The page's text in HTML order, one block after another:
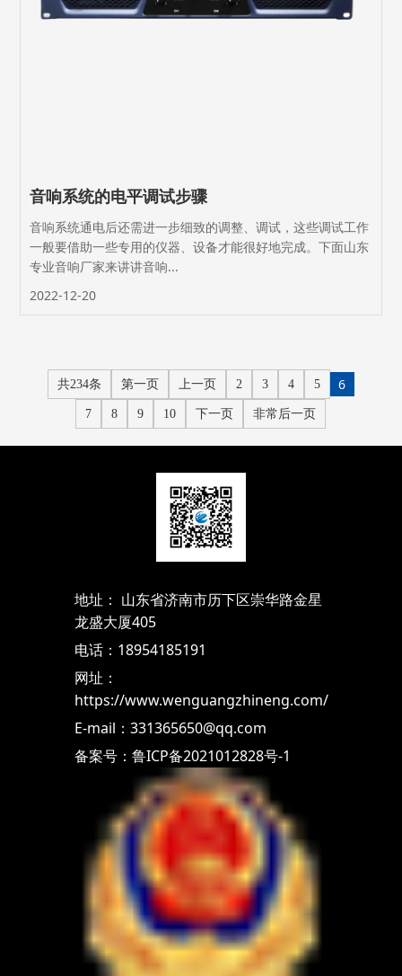
音响系统的电平调试步骤
音响系统通电后还需进一步细致的调整、调试，这些调试工作
一般要借助一些专用的仪器、设备才能很好地完成。下面山东
专业音响厂家来讲讲音响...
2022-12-20
共234条 第一页 上一页 2 3 4 5 6
7 8 9 10 下一页 非常后一页
地址： 山东省济南市历下区崇华路金星
龙盛大厦405
电话：18954185191
网址：
https://www.wenguangzhineng.com/
E-mail：331365650@qq.com
备案号：鲁ICP备2021012828号-1